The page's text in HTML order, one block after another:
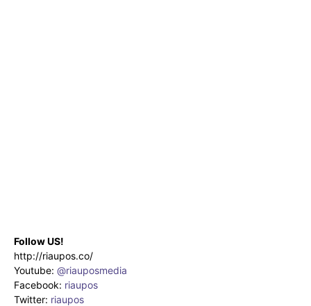
Follow US!
http://riaupos.co/
Youtube: @riauposmedia
Facebook: riaupos
Twitter: riaupos